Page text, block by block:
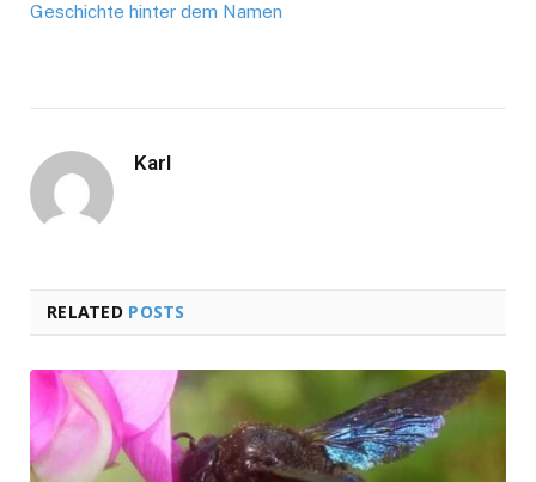
Geschichte hinter dem Namen
Karl
RELATED POSTS